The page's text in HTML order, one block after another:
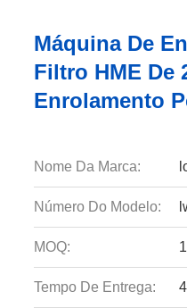
Máquina De
Filtro HME De
Enrolamento
Nome Da Marca:
Número Do Modelo:
MOQ:
Tempo De Entrega: